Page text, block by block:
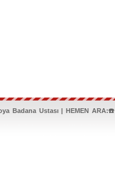
Badana Ustası | HEMEN